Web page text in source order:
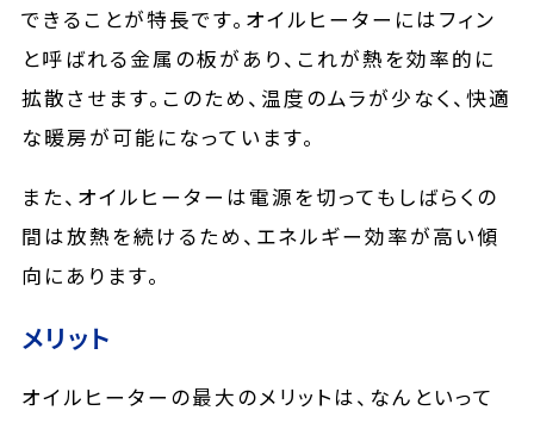
できることが特長です。オイルヒーターにはフィン
と呼ばれる金属の板があり、これが熱を効率的に
拡散させます。このため、温度のムラが少なく、快適
な暖房が可能になっています。
また、オイルヒーターは電源を切ってもしばらくの
間は放熱を続けるため、エネルギー効率が高い傾
向にあります。
メリット
オイルヒーターの最大のメリットは、なんといって